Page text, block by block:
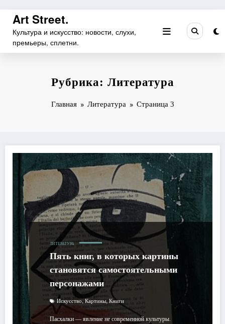
Перейти
содержимому
Art Street.
Культура и искусство: новости, слухи,
премьеры, сплетни.
Рубрика: Литература
Главная Литература Страница 3
ЛИТЕРАТУРА
Пять книг, в которых картины
становятся самостоятельными
персонажами
Искусство,Картины, Книги
Пасхалки — явление не современной культуры.